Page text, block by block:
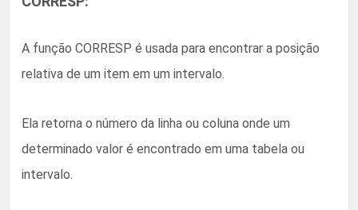
A função CORRESP é usada para encontrar a posição
relativa de um item em um intervalo.
Ela retorna o número da linha ou coluna onde um
determinado valor é encontrado em uma tabela ou
intervalo.